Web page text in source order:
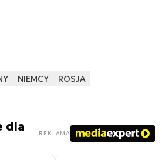
NIEMCY ROSJA
dla
REKLAMA